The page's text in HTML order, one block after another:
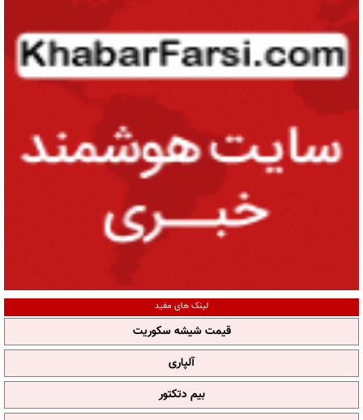
لینک های مفید
قیمت شیشه سکوریت
آلپاری
بیم دتکتور